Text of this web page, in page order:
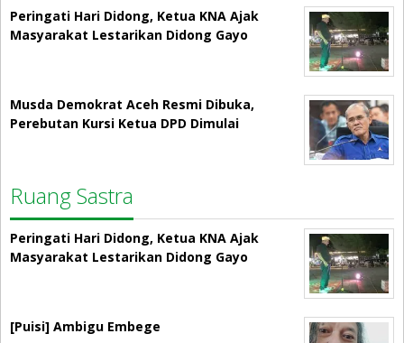
Peringati Hari Didong, Ketua KNA Ajak
Masyarakat Lestarikan Didong Gayo
Musda Demokrat Aceh Resmi Dibuka,
Perebutan Kursi Ketua DPD Dimulai
Ruang Sastra
Peringati Hari Didong, Ketua KNA Ajak
Masyarakat Lestarikan Didong Gayo
[Puisi] Ambigu Embege